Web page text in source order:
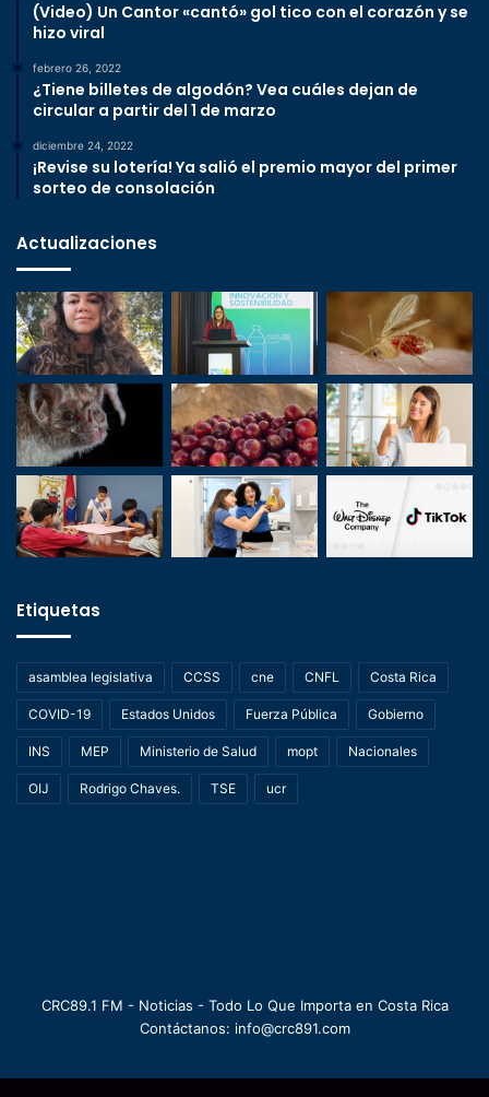
(Video) Un Cantor «cantó» gol tico con el corazón y se
hizo viral
febrero 26, 2022
¿Tiene billetes de algodón? Vea cuáles dejan de
circular a partir del 1 de marzo
diciembre 24, 2022
¡Revise su lotería! Ya salió el premio mayor del primer
sorteo de consolación
Actualizaciones
Etiquetas
asamblea legislativa CCSS cne CNFL Costa Rica
COVID-19 Estados Unidos Fuerza Pública Gobierno
INS MEP Ministerio de Salud mopt Nacionales
OIJ Rodrigo Chaves. TSE ucr
CRC89.1 FM - Noticias - Todo Lo Que Importa en Costa Rica
Contáctanos: info@crc891.com